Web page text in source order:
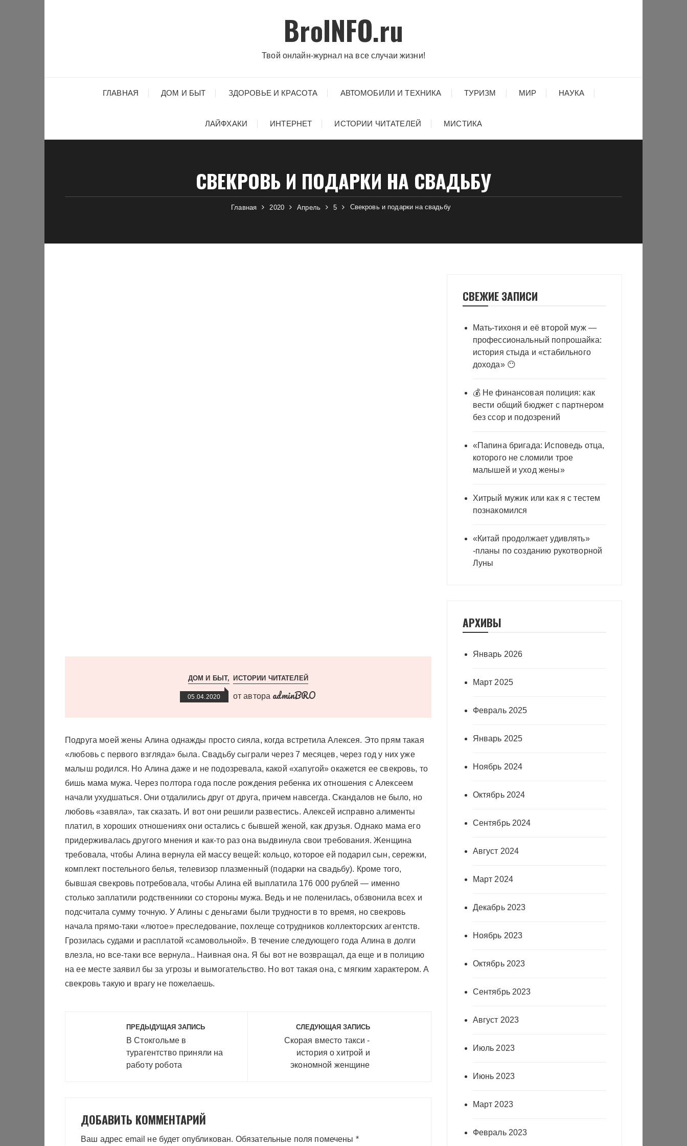
BroINFO.ru
Твой онлайн-журнал на все случаи жизни!
ГЛАВНАЯ ДОМ И БЫТ ЗДОРОВЬЕ И КРАСОТА АВТОМОБИЛИ И ТЕХНИКА ТУРИЗМ МИР НАУКА
ЛАЙФХАКИ ИНТЕРНЕТ ИСТОРИИ ЧИТАТЕЛЕЙ МИСТИКА
СВЕКРОВЬ И ПОДАРКИ НА СВАДЬБУ
Главная 2020 Апрель 5 Свекровь и подарки на свадьбу
ДОМ И БЫТ ИСТОРИИ ЧИТАТЕЛЕЙ
05.04.2020 от автора adminBRO
Подруга моей жены Алина однажды просто сияла, когда встретила Алексея. Это прям такая
«любовь с первого взгляда» была. Свадьбу сыграли через 7 месяцев, через год у них уже
малыш родился. Но Алина даже и не подозревала, какой «хапугой» окажется ее свекровь, то
бишь мама мужа. Через полтора года после рождения ребенка их отношения с Алексеем
начали ухудшаться. Они отдалились друг от друга, причем навсегда. Скандалов не было, но
любовь «завяла», так сказать. И вот они решили развестись. Алексей исправно алименты
платил, в хороших отношениях они остались с бывшей женой, как друзья. Однако мама его
придерживалась другого мнения и как-то раз она выдвинула свои требования. Женщина
требовала, чтобы Алина вернула ей массу вещей: кольцо, которое ей подарил сын, сережки,
комплект постельного белья, телевизор плазменный (подарки на свадьбу). Кроме того,
бывшая свекровь потребовала, чтобы Алина ей выплатила 176 000 рублей — именно
столько заплатили родственники со стороны мужа. Ведь и не поленилась, обзвонила всех и
подсчитала сумму точную. У Алины с деньгами были трудности в то время, но свекровь
начала прямо-таки «лютое» преследование, похлеще сотрудников коллекторских агентств.
Грозилась судами и расплатой «самовольной». В течение следующего года Алина в долги
влезла, но все-таки все вернула.. Наивная она. Я бы вот не возвращал, да еще и в полицию
на ее месте заявил бы за угрозы и вымогательство. Но вот такая она, с мягким характером. А
свекровь такую и врагу не пожелаешь.
Навигация
записям
ПРЕДЫДУЩАЯ ЗАПИСЬ
В Стокгольме в
турагентство приняли на
работу робота
СЛЕДУЮЩАЯ ЗАПИСЬ
Скорая вместо такси -
история о хитрой и
экономной женщине
ДОБАВИТЬ КОММЕНТАРИЙ
Ваш адрес email не будет опубликован. Обязательные поля помечены *
СВЕЖИЕ ЗАПИСИ
Мать-тихоня и её второй муж —
профессиональный попрошайка:
история стыда и «стабильного
дохода» 😶
💰 Не финансовая полиция: как
вести общий бюджет с партнером
без ссор и подозрений
«Папина бригада: Исповедь отца,
которого не сломили трое
малышей и уход жены»
Хитрый мужик или как я с тестем
познакомился
«Китай продолжает удивлять»
-планы по созданию рукотворной
Луны
АРХИВЫ
Январь 2026
Март 2025
Февраль 2025
Январь 2025
Ноябрь 2024
Октябрь 2024
Сентябрь 2024
Август 2024
Март 2024
Декабрь 2023
Ноябрь 2023
Октябрь 2023
Сентябрь 2023
Август 2023
Июль 2023
Июнь 2023
Март 2023
Февраль 2023